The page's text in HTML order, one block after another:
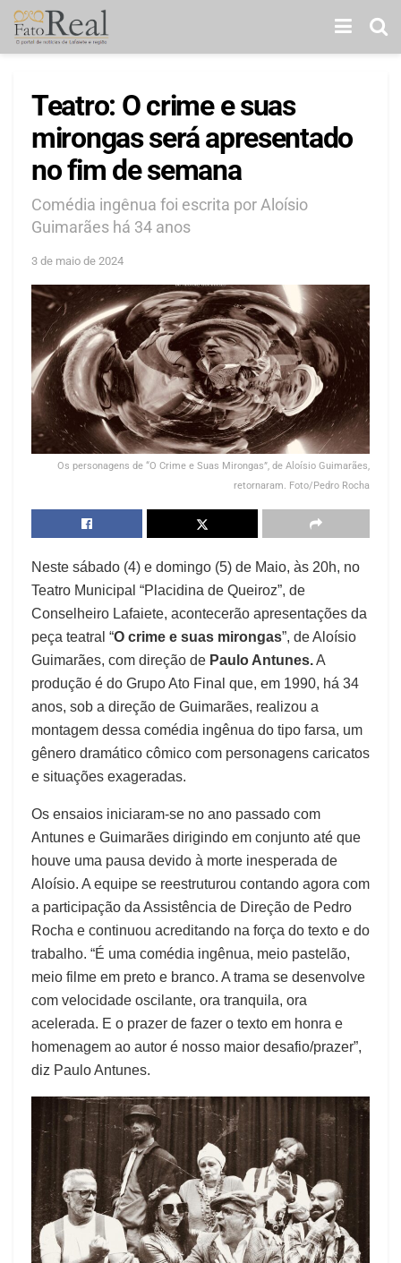
Teatro: O crime e suas
mirongas será apresentado
no fim de semana
Comédia ingênua foi escrita por Aloísio
Guimarães há 34 anos
3 de maio de 2024
Os personagens de “O Crime e Suas Mirongas”, de Aloísio Guimarães,
retornaram. Foto/Pedro Rocha
Neste sábado (4) e domingo (5) de Maio, às 20h, no
Teatro Municipal “Placidina de Queiroz”, de
Conselheiro Lafaiete, acontecerão apresentações da
peça teatral “O crime e suas mirongas”, de Aloísio
Guimarães, com direção de Paulo Antunes.A
produção é do Grupo Ato Final que, em 1990, há 34
anos, sob a direção de Guimarães, realizou a
montagem dessa comédia ingênua do tipo farsa, um
gênero dramático cômico com personagens caricatos
e situações exageradas.
Os ensaios iniciaram-se no ano passado com
Antunes e Guimarães dirigindo em conjunto até que
houve uma pausa devido à morte inesperada de
Aloísio. A equipe se reestruturou contando agora com
a participação da Assistência de Direção de Pedro
Rocha e continuou acreditando na força do texto e do
trabalho. “É uma comédia ingênua, meio pastelão,
meio filme em preto e branco. A trama se desenvolve
com velocidade oscilante, ora tranquila, ora
acelerada. E o prazer de fazer o texto em honra e
homenagem ao autor é nosso maior desafio/prazer”,
diz Paulo Antunes.